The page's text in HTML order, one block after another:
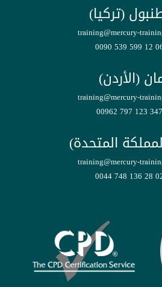
(تركيا)
training@mercury-
0090 539 599 12
(الأردن)
training@mercury-
00962 797 123 347
المتحدة)
training@mercury-
0044 748 136 28